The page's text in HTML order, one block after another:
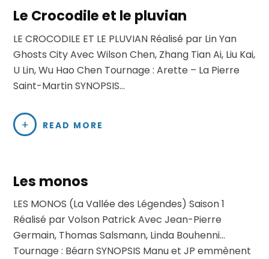
Le Crocodile et le pluvian
LE CROCODILE ET LE PLUVIAN Réalisé par Lin Yan
Ghosts City Avec Wilson Chen, Zhang Tian Ai, Liu Kai,
U Lin, Wu Hao Chen Tournage : Arette – La Pierre
Saint-Martin SYNOPSIS…
READ MORE
Les monos
LES MONOS (La Vallée des Légendes) Saison 1
Réalisé par Volson Patrick Avec Jean-Pierre
Germain, Thomas Salsmann, Linda Bouhenni…
Tournage : Béarn SYNOPSIS Manu et JP emmènent